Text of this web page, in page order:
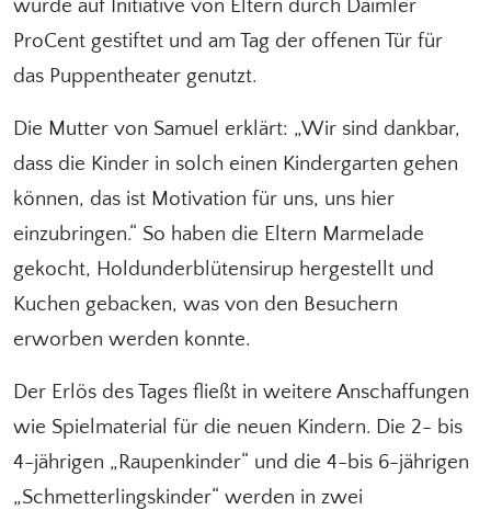
wurde auf Initiative von Eltern durch Daimler
ProCent gestiftet und am Tag der offenen Tür für
das Puppentheater genutzt.
Die Mutter von Samuel erklärt: „Wir sind dankbar,
dass die Kinder in solch einen Kindergarten gehen
können, das ist Motivation für uns, uns hier
einzubringen.“ So haben die Eltern Marmelade
gekocht, Holdunderblütensirup hergestellt und
Kuchen gebacken, was von den Besuchern
erworben werden konnte.
Der Erlös des Tages fließt in weitere Anschaffungen
wie Spielmaterial für die neuen Kindern. Die 2- bis
4-jährigen „Raupenkinder“ und die 4-bis 6-jährigen
„Schmetterlingskinder“ werden in zwei